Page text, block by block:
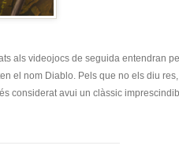
als videojocs de seguida entendran
el nom Diablo. Pels que no els diu res,
considerat avui un clàssic